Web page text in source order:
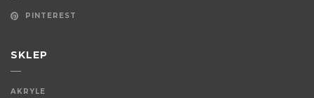
PINTEREST
SKLEP
AKRYLE